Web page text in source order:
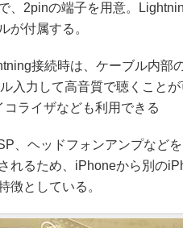
、2pinの端子を用意。
が付属する。
接続時は、ケーブル内部
入力して高音質で聴くことが
コライザなども利用できる
、ヘッドフォンアンプなどを
れるため、iPhoneから別の
徴としている。